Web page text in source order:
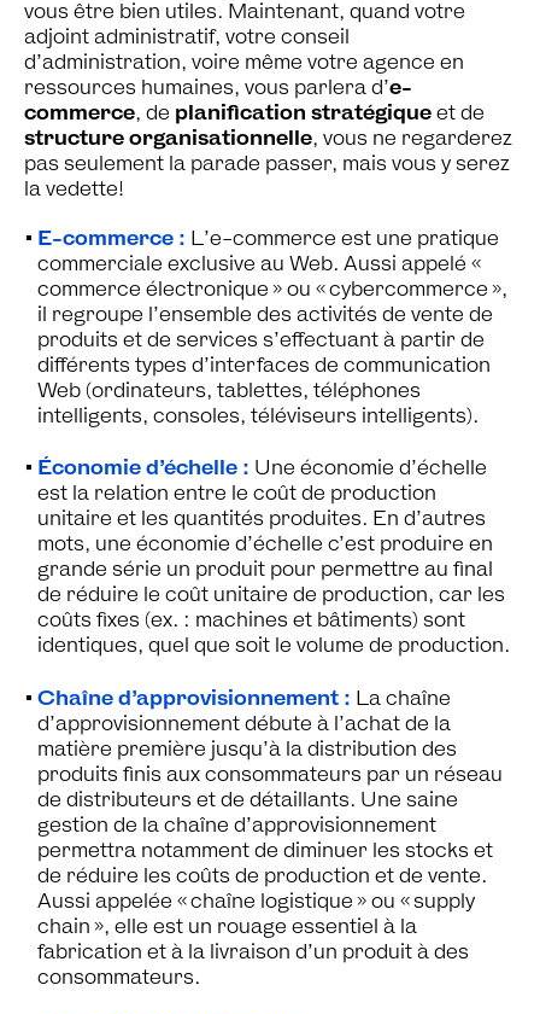
vous être bien utiles. Maintenant, quand votre
adjoint administratif, votre conseil
d’administration, voire même votre agence en
ressources humaines, vous parlera d’e-
commerce, de planification stratégique et de
structure organisationnelle, vous ne regarderez
pas seulement la parade passer, mais vous y serez
la vedette!
E-commerce : L’e-commerce est une pratique
commerciale exclusive au Web. Aussi appelé «
commerce électronique » ou « cybercommerce »,
il regroupe l’ensemble des activités de vente de
produits et de services s’effectuant à partir de
différents types d’interfaces de communication
Web (ordinateurs, tablettes, téléphones
intelligents, consoles, téléviseurs intelligents).
Économie d’échelle : Une économie d’échelle
est la relation entre le coût de production
unitaire et les quantités produites. En d’autres
mots, une économie d’échelle c’est produire en
grande série un produit pour permettre au final
de réduire le coût unitaire de production, car les
coûts fixes (ex. : machines et bâtiments) sont
identiques, quel que soit le volume de production.
Chaîne d’approvisionnement : La chaîne
d’approvisionnement débute à l’achat de la
matière première jusqu’à la distribution des
produits finis aux consommateurs par un réseau
de distributeurs et de détaillants. Une saine
gestion de la chaîne d’approvisionnement
permettra notamment de diminuer les stocks et
de réduire les coûts de production et de vente.
Aussi appelée « chaîne logistique » ou « supply
chain », elle est un rouage essentiel à la
fabrication et à la livraison d’un produit à des
consommateurs.